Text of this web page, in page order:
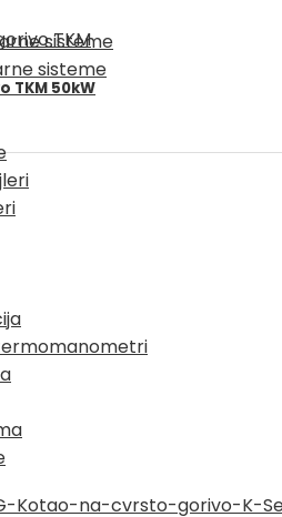
sisteme
sisteme
TKM 50kW